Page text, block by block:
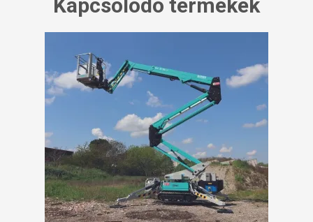
Kapcsolódó termékek